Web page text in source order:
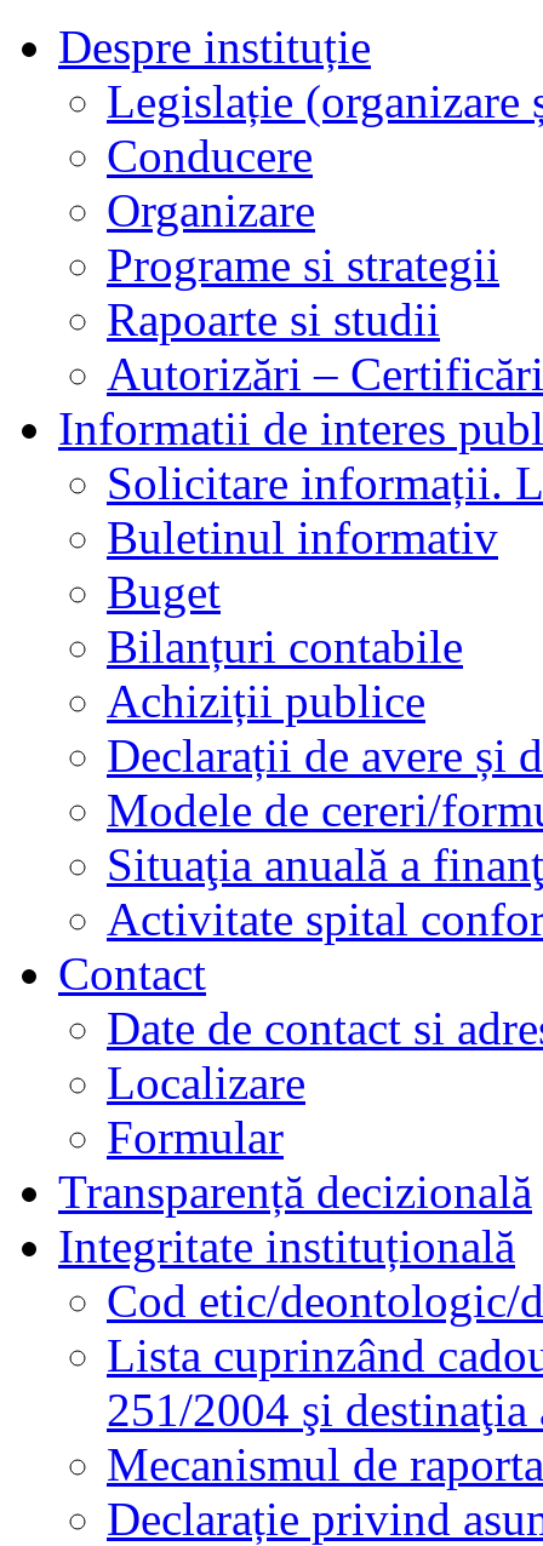
Despre instituție
Legislație
Conducere
Organizare
Programe si strategii
Rapoarte si studii
Autorizări –
Informatii de interes
Solicitare informații.
Buletinul informativ
Buget
Bilanțuri contabile
Achiziții publice
Declarații de avere și
Modele de cereri/
Situaţia anuală a
Activitate spital
Contact
Date de contact si
Localizare
Formular
Transparență decizională
Integritate instituțională
Cod etic/deontologic/
Lista cuprinzând
251/2004 şi destinaţia
Mecanismul de
Declarație privind